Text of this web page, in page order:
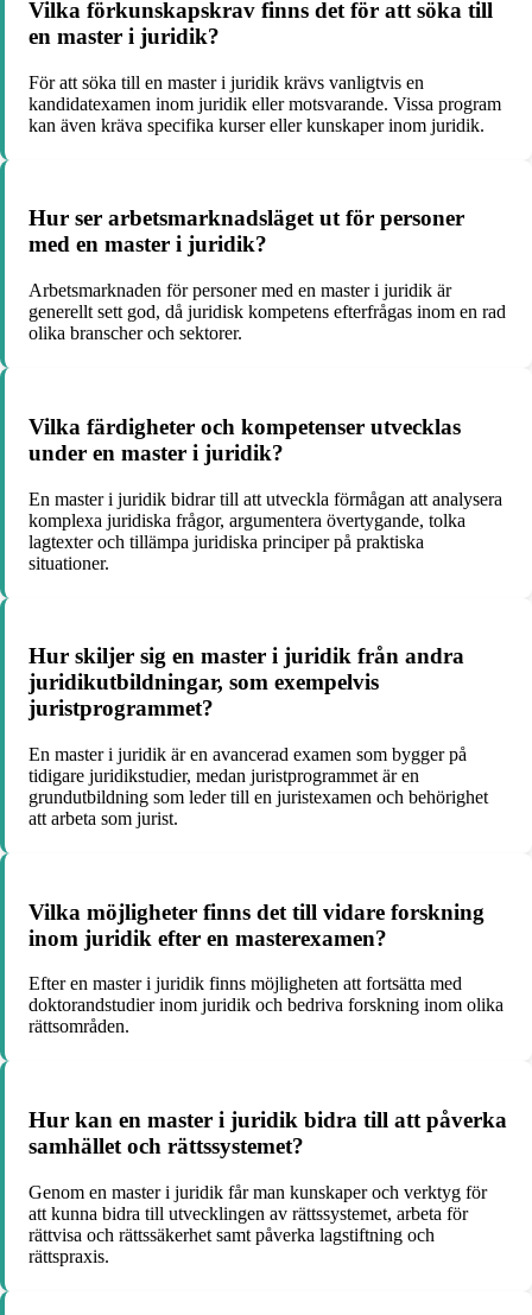
Vilka förkunskapskrav finns det för att söka till
en master i juridik?
För att söka till en master i juridik krävs vanligtvis en
kandidatexamen inom juridik eller motsvarande. Vissa program
kan även kräva specifika kurser eller kunskaper inom juridik.
Hur ser arbetsmarknadsläget ut för personer
med en master i juridik?
Arbetsmarknaden för personer med en master i juridik är
generellt sett god, då juridisk kompetens efterfrågas inom en rad
olika branscher och sektorer.
Vilka färdigheter och kompetenser utvecklas
under en master i juridik?
En master i juridik bidrar till att utveckla förmågan att analysera
komplexa juridiska frågor, argumentera övertygande, tolka
lagtexter och tillämpa juridiska principer på praktiska
situationer.
Hur skiljer sig en master i juridik från andra
juridikutbildningar, som exempelvis
juristprogrammet?
En master i juridik är en avancerad examen som bygger på
tidigare juridikstudier, medan juristprogrammet är en
grundutbildning som leder till en juristexamen och behörighet
att arbeta som jurist.
Vilka möjligheter finns det till vidare forskning
inom juridik efter en masterexamen?
Efter en master i juridik finns möjligheten att fortsätta med
doktorandstudier inom juridik och bedriva forskning inom olika
rättsområden.
Hur kan en master i juridik bidra till att påverka
samhället och rättssystemet?
Genom en master i juridik får man kunskaper och verktyg för
att kunna bidra till utvecklingen av rättssystemet, arbeta för
rättvisa och rättssäkerhet samt påverka lagstiftning och
rättspraxis.